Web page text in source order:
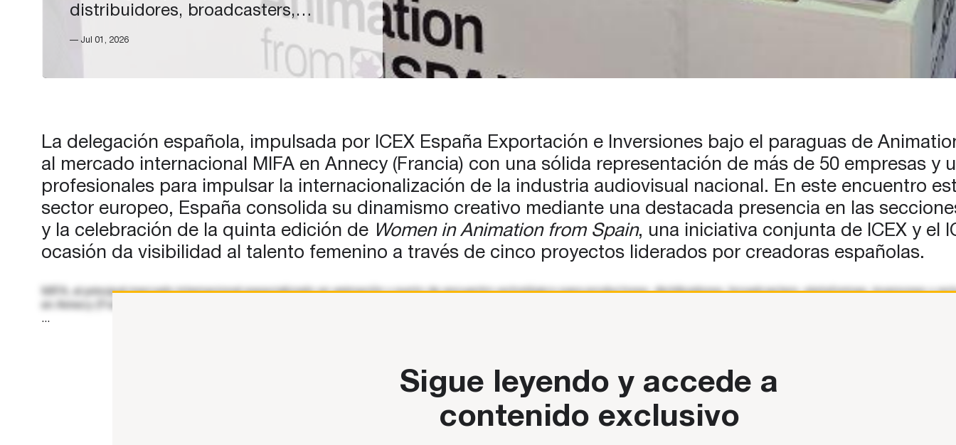
distribuidores, broadcasters,
plataformas, inversores y estudios
de todo el mundo, se celebra en
Annecy (Francia) del 23 al 26 de
paraguas de Animation from Spain,
está integrada por más de 50
empresas y…
— Jul 01, 2026
La delegación española, impulsada por ICEX España Exportación e Inversiones bajo el paraguas de
al mercado internacional MIFA en Annecy (Francia) con una sólida representación de más de 50 empresas y
profesionales para impulsar la internacionalización de la industria audiovisual nacional. En este encuentro
sector europeo, España consolida su dinamismo creativo mediante una destacada presencia en las
y la celebración de la quinta edición de Women in Animation from Spain, una iniciativa conjunta de ICEX y el
ocasión da visibilidad al talento femenino a través de cinco proyectos liderados por creadoras españolas.
MIFA, el principal mercado internacional especializado en animación y punto de encuentro estratégico para productores, distribuidores, broadcasters, plataformas, inversores y
...
Sigue leyendo y accede a
contenido exclusivo